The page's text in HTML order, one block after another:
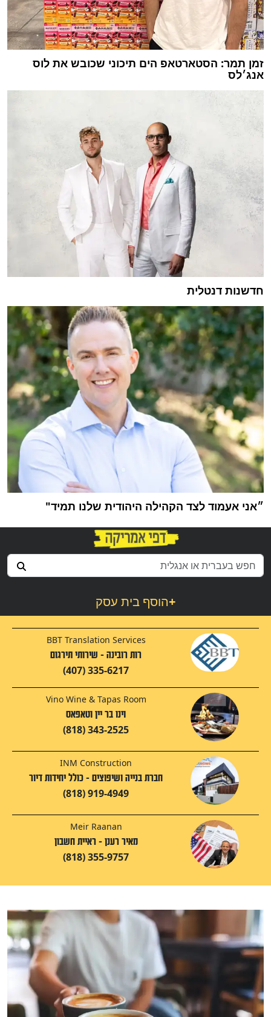
זמן תמר: הסטארטאפ הים תיכוני שכובש את לוס
אנג׳לס
חדשנות דנטלית
״אני אעמוד לצד הקהילה היהודית שלנו תמיד"
הוסף בית עסק+
BBT Translation Services
רות רובינה - שירותי תירגום
(407) 335-6217
Vino Wine & Tapas Room
וינו בר יין וטאפאס
(818) 343-2525
INM Construction
חברת בנייה ושיפוצים - כולל יחידות דיור
(818) 919-4949
Meir Raanan
מאיר רענן - ראיית חשבון
(818) 355-9757